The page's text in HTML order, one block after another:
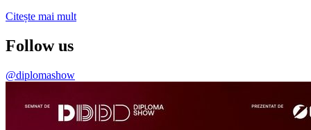
Citește mai mult
Follow us
@diplomashow